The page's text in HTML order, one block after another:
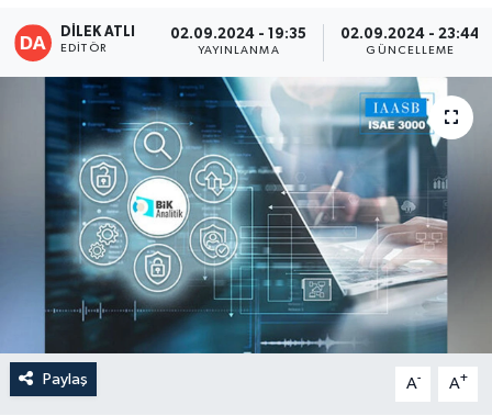
DİLEK ATLI
EDITÖR
02.09.2024 - 19:35
YAYINLANMA
02.09.2024 - 23:44
GÜNCELLEME
Paylaş A- A+
Son Dakika Haberleri
Haber Arşivi